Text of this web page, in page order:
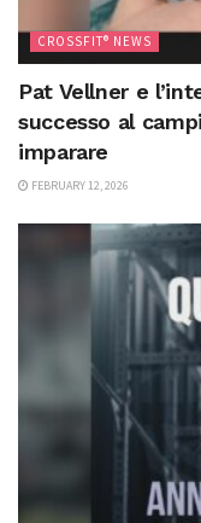
CROSSFIT® NEWS
Pat Vellner e
successo al
imparare
FEBRUARY 12, 2026